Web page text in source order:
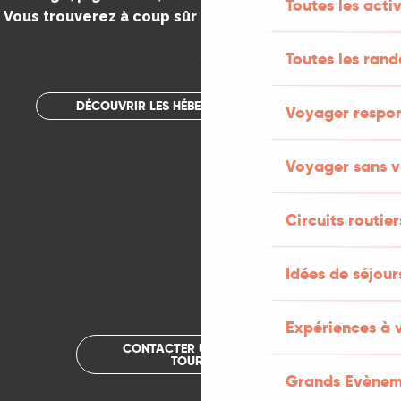
Toutes les
Toutes les
Voyager
Voyager sans
Circuits
Idées de
Expériences à
Grands
Vous trouverez à coup sûr votre bonheur dans le Lot.
.
DÉCOUVRIR LES HÉBERGEMENTS INSOLITES
CONTACTER UN OFFICE DE
TOURISME